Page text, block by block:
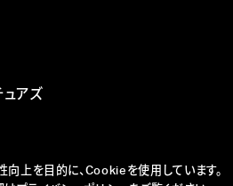
アズ
向上を目的に、Cookieを使用しています。